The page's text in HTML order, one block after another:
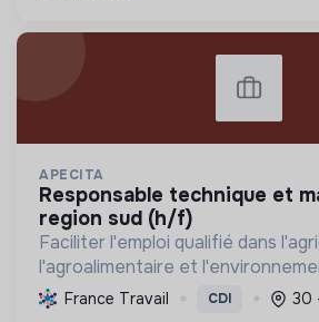
APECITA
responsable technique et marketing
region sud (h/f)
Faciliter l'emploi qualifié dans
l'agroalimentaire et
promouvant l'agroécologie et les
une transition durable et
France Travail CDI 30